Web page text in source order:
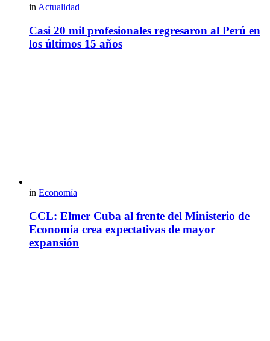
in Actualidad
Casi 20 mil profesionales regresaron al Perú en
los últimos 15 años
in Economía
CCL: Elmer Cuba al frente del Ministerio de
Economía crea expectativas de mayor
expansión